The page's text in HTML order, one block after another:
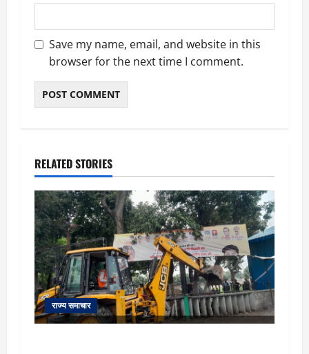
Save my name, email, and website in this
browser for the next time I comment.
RELATED STORIES
राज्य समाचार